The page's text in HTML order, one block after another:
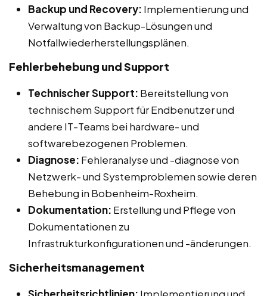
Backup und Recovery: Implementierung und
Verwaltung von Backup-Lösungen und
Notfallwiederherstellungsplänen.
Fehlerbehebung und Support
Technischer Support: Bereitstellung von
technischem Support für Endbenutzer und
andere IT-Teams bei hardware- und
softwarebezogenen Problemen.
Diagnose: Fehleranalyse und -diagnose von
Netzwerk- und Systemproblemen sowie deren
Behebung in Bobenheim-Roxheim.
Dokumentation: Erstellung und Pflege von
Dokumentationen zu
Infrastrukturkonfigurationen und -änderungen.
Sicherheitsmanagement